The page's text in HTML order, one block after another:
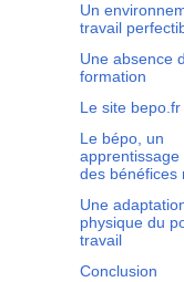
Un
travail
Une absence
formation
Le site bepo.fr
Le bépo, un
apprentissage
des bénéfices
Une
physique du
travail
Conclusion